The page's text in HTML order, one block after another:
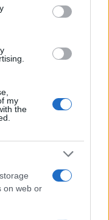
my
the
on web or